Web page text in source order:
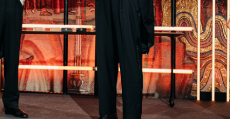
Peter Löthbergs intresse för datorer väcktes
långt innan tekniken började leta sig in i
gemene mans hem. Redan i slutet av 70-talet